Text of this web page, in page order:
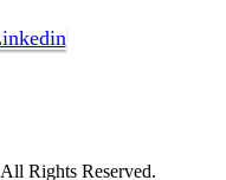
Rights Reserved.